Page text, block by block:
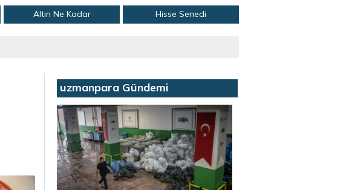
Altın Ne Kadar Hisse Senedi
uzmanpara Gündemi